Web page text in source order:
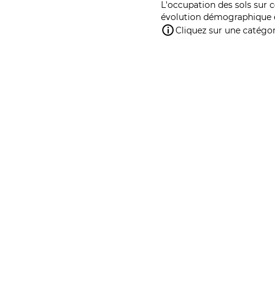
L'occupation des sols sur
évolution démographique
Cliquez sur une